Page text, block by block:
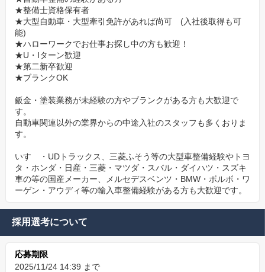
★整備士資格保有者
★大型自動車・大型牽引免許があれば尚可 (入社後取得も可
能)
★ハローワークでお仕事お探し中の方も歓迎！
★U・Iターン歓迎
★第二新卒歓迎
★ブランクOK
鈑金・塗装業務が未経験の方やブランクがある方も大歓迎で
す。
自動車関連以外の業界からの中途入社のスタッフも多くおりま
す。
いすゞ・UDトラックス、三菱ふそう等の大型車整備経験やトヨ
タ・ホンダ・日産・三菱・マツダ・スバル・ダイハツ・スズキ
車の等の国産メーカー、メルセデスベンツ・BMW・ボルボ・ワ
ーゲン・アウディ等の輸入車整備経験がある方も大歓迎です。
採用選考について
応募期限
2025/11/24 14:39 まで